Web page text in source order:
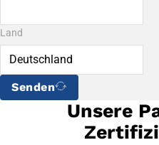
Land
Senden
Unsere